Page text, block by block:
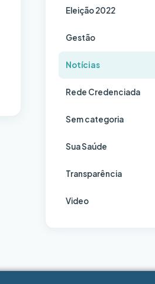
Eleição 2022
Gestão
Notícias
Rede Credenciada
Sem categoria
Sua Saúde
Transparência
Video